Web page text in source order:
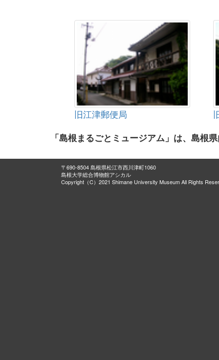
旧江津郵便局
「島根まるごとミュージアム」は、島根
〒690-8504 島根県松江市西川津町1060
島根大学総合博物館アシカル
Copyright（C）2021 Shimane University Museum All Rights